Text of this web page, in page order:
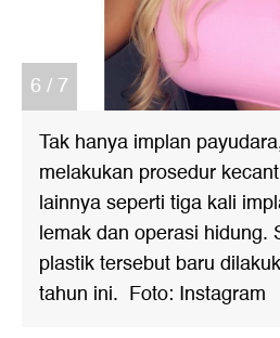
6 / 7
Tak hanya implan
melakukan prosedur
lainnya seperti tiga kali
lemak dan operasi hidung.
plastik tersebut baru
tahun ini. Foto: Instagram